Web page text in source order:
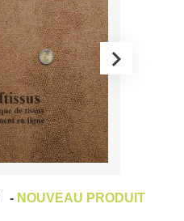
- NOUVEAU PRODUIT